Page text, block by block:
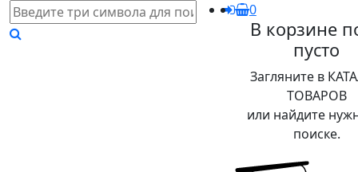
0
В корзине
пусто
Загляните в
ТОВАРОВ
или найдите
поиске.